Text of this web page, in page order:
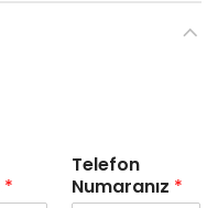
*
Telefon
Numaranız *